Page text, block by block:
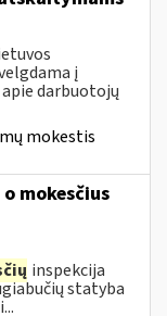
į
darbuotojų
mokestis
mokesčius
inspekcija
statyba